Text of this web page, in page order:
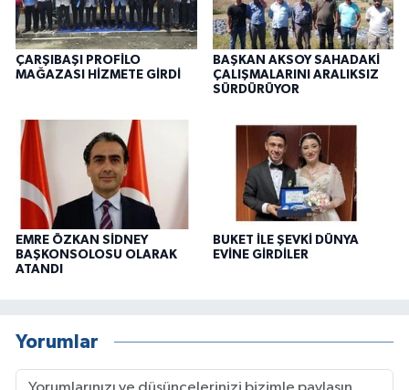
ÇARŞIBAŞI PROFİLO
MAĞAZASI HİZMETE GİRDİ
BAŞKAN AKSOY SAHADAKİ
ÇALIŞMALARINI ARALIKSIZ
SÜRDÜRÜYOR
EMRE ÖZKAN SİDNEY
BAŞKONSOLOSU OLARAK
ATANDI
BUKET İLE ŞEVKİ DÜNYA
EVİNE GİRDİLER
Yorumlar